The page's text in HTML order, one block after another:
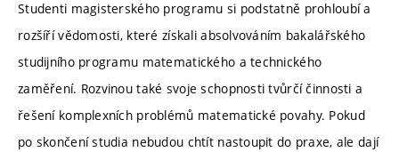
Studenti magisterského programu si podstatně prohloubí a
rozšíří vědomosti, které získali absolvováním bakalářského
studijního programu matematického a technického
zaměření. Rozvinou také svoje schopnosti tvůrčí činnosti a
řešení komplexních problémů matematické povahy. Pokud
po skončení studia nebudou chtít nastoupit do praxe, ale dají